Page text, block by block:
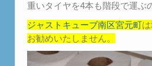
重いタイヤを4本も階段で運ぶ
ジャストキューブ南区宮元町
お勧めいたしません。